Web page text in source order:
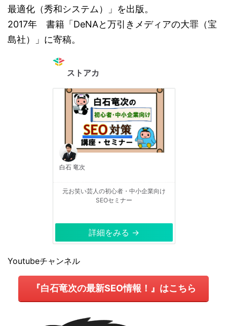
最適化（秀和システム）」を出版。
2017年 書籍「DeNAと万引きメディアの大罪（宝
島社）」に寄稿。
ストアカ
白石 竜次
元お笑い芸人の初心者・中小企業向け
SEOセミナー
詳細をみる →
Youtubeチャンネル
『白石竜次の最新SEO情報！』はこちら